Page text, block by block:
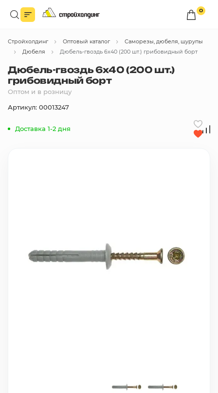
0
Войдите в личный кабинет
Вы сможете оформлять заказыпо оптовым ценам.
Войти
Каталог товаров
Быстрый заказ по списку
Минимальный заказ
+7(495) 988-86-47
Стройхолдинг Оптовый каталог
Саморезы, дюбеля, шурупы
Дюбеля
Дюбель-гвоздь 6х40 (200 шт.) грибовидный борт
Дюбель-гвоздь 6х40 (200 шт.)
грибовидный борт
Оптом и в розницу
Артикул: 00013247
Доставка 1-2 дня